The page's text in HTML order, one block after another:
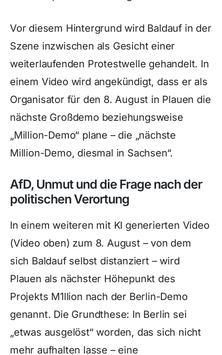
Vor diesem Hintergrund wird Baldauf in der
Szene inzwischen als Gesicht einer
weiterlaufenden Protestwelle gehandelt. In
einem Video wird angekündigt, dass er als
Organisator für den 8. August in Plauen die
nächste Großdemo beziehungsweise
„Million-Demo“ plane – die „nächste
Million-Demo, diesmal in Sachsen“.
AfD, Unmut und die Frage nach der
politischen Verortung
In einem weiteren mit KI generierten Video
(Video oben) zum 8. August – von dem
sich Baldauf selbst distanziert – wird
Plauen als nächster Höhepunkt des
Projekts M1llion nach der Berlin-Demo
genannt. Die Grundthese: In Berlin sei
„etwas ausgelöst“ worden, das sich nicht
mehr aufhalten lasse – eine